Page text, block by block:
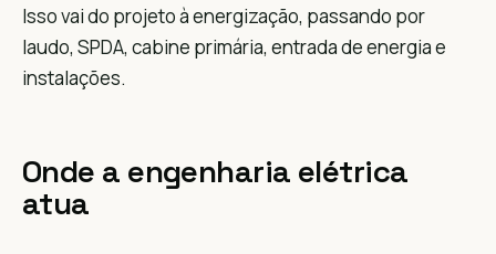
Isso vai do projeto à energização, passando por
laudo, SPDA, cabine primária, entrada de energia e
instalações.
Onde a engenharia elétrica
atua